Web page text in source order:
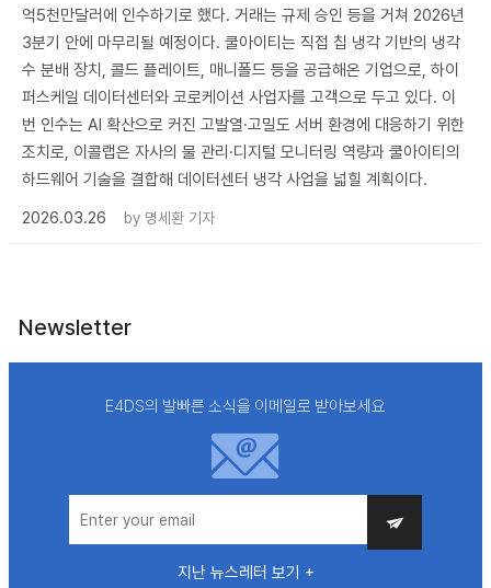
억5천만달러에 인수하기로 했다. 거래는 규제 승인 등을 거쳐 2026년
3분기 안에 마무리될 예정이다. 쿨아이티는 직접 칩 냉각 기반의 냉각
수 분배 장치, 콜드 플레이트, 매니폴드 등을 공급해온 기업으로, 하이
퍼스케일 데이터센터와 코로케이션 사업자를 고객으로 두고 있다. 이
번 인수는 AI 확산으로 커진 고발열·고밀도 서버 환경에 대응하기 위한
조치로, 이콜랩은 자사의 물 관리·디지털 모니터링 역량과 쿨아이티의
하드웨어 기술을 결합해 데이터센터 냉각 사업을 넓힐 계획이다.
2026.03.26
by 명세환 기자
Newsletter
E4DS의 발빠른 소식을 이메일로 받아보세요
지난 뉴스레터 보기 +